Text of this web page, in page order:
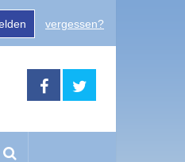
vergessen?